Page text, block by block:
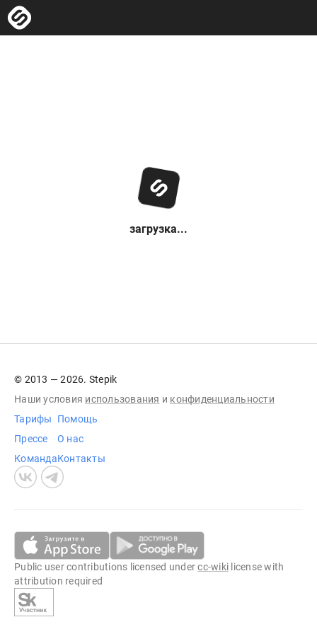
загрузка...
© 2013 — 2026. Stepik
Наши условия использования и конфиденциальности
Тарифы
Прессе
Команда
Помощь
О нас
Контакты
Public user contributions licensed undercc-wiki license with
attribution required